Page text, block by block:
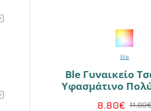
Ble
Ble Γυναικείο
Υφασμάτινο
8.80€